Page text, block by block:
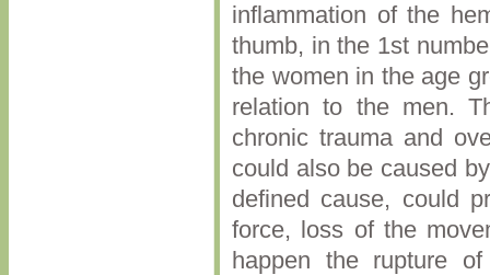
inflammation of the
thumb, in the 1st
the women in the age
relation to the men.
chronic trauma and
could also be caused
defined cause, could
force, loss of the
happen the rupture